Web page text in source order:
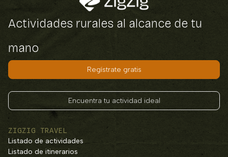
Actividades rurales al alcance de tu
mano
Regístrate gratis
Encuentra tu actividad ideal
ZIGZIG TRAVEL
Listado de actividades
Listado de itinerarios